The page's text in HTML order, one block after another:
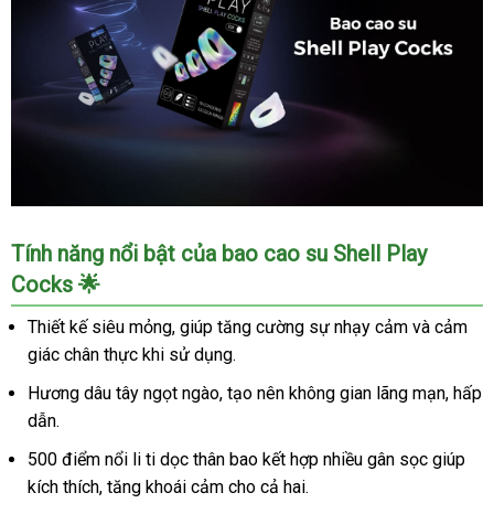
Bao
cao
su
Shell
Play
Cocks
6
tính
năng
+
3
Tính năng nổi bật của bao cao su Shell Play
Cocks 🌟
Thiết kế siêu mỏng, giúp tăng cường sự nhạy cảm và cảm
giác chân thực khi sử dụng.
Hương dâu tây ngọt ngào, tạo nên không gian lãng mạn, hấp
dẫn.
500 điểm nổi li ti dọc thân bao kết hợp nhiều gân sọc giúp
kích thích, tăng khoái cảm cho cả hai.